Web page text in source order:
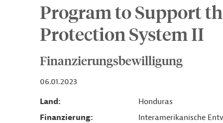
Program to Support
Protection System II
Finanzierungsbewilligung
06.01.2023
Land
Honduras
Finanzierung
Interamerikanische